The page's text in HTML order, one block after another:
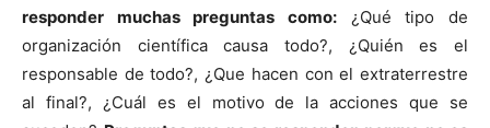
responder muchas preguntas como: ¿Qué tipo de
organización científica causa todo?, ¿Quién es el
responsable de todo?, ¿Que hacen con el extraterrestre
al final?, ¿Cuál es el motivo de la acciones que se